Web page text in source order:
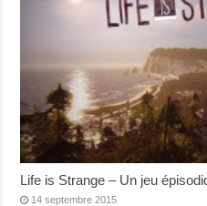
Life is Strange – Un jeu
14 septembre 2015